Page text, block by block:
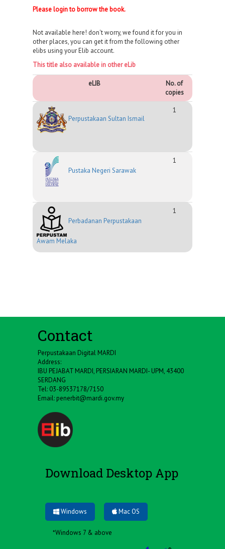
Please login to borrow the book.
Not available here! don't worry, we found it for you in
other places, you can get it from the following other
elibs using your Elib account.
This title also available in other eLib
eLIB
No. of
copies
Perpustakaan Sultan Ismail
1
Pustaka Negeri Sarawak
1
Perbadanan Perpustakaan
Awam Melaka
1
Contact
Perpustakaan Digital MARDI
Address:
IBU PEJABAT MARDI, PERSIARAN MARDI- UPM, 43400
SERDANG
Tel: 03-89537178/7150
Email: penerbit@mardi.gov.my
Download Desktop App
Windows Mac OS
*Windows 7 & above